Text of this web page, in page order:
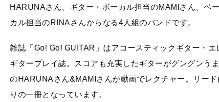
HARUNAさん、ギター・ボーカル担当のMAMIさん、ベ
カル担当のRINAさんからなる4人組のバンドです。
雑誌「Go! Go! GUITAR」はアコースティックギター・
ギタープレイ誌。スコアも充実したギターがグングンう
のHARUNAさん&MAMIさんが動画でレクチャー。リー
りの一冊となっています。